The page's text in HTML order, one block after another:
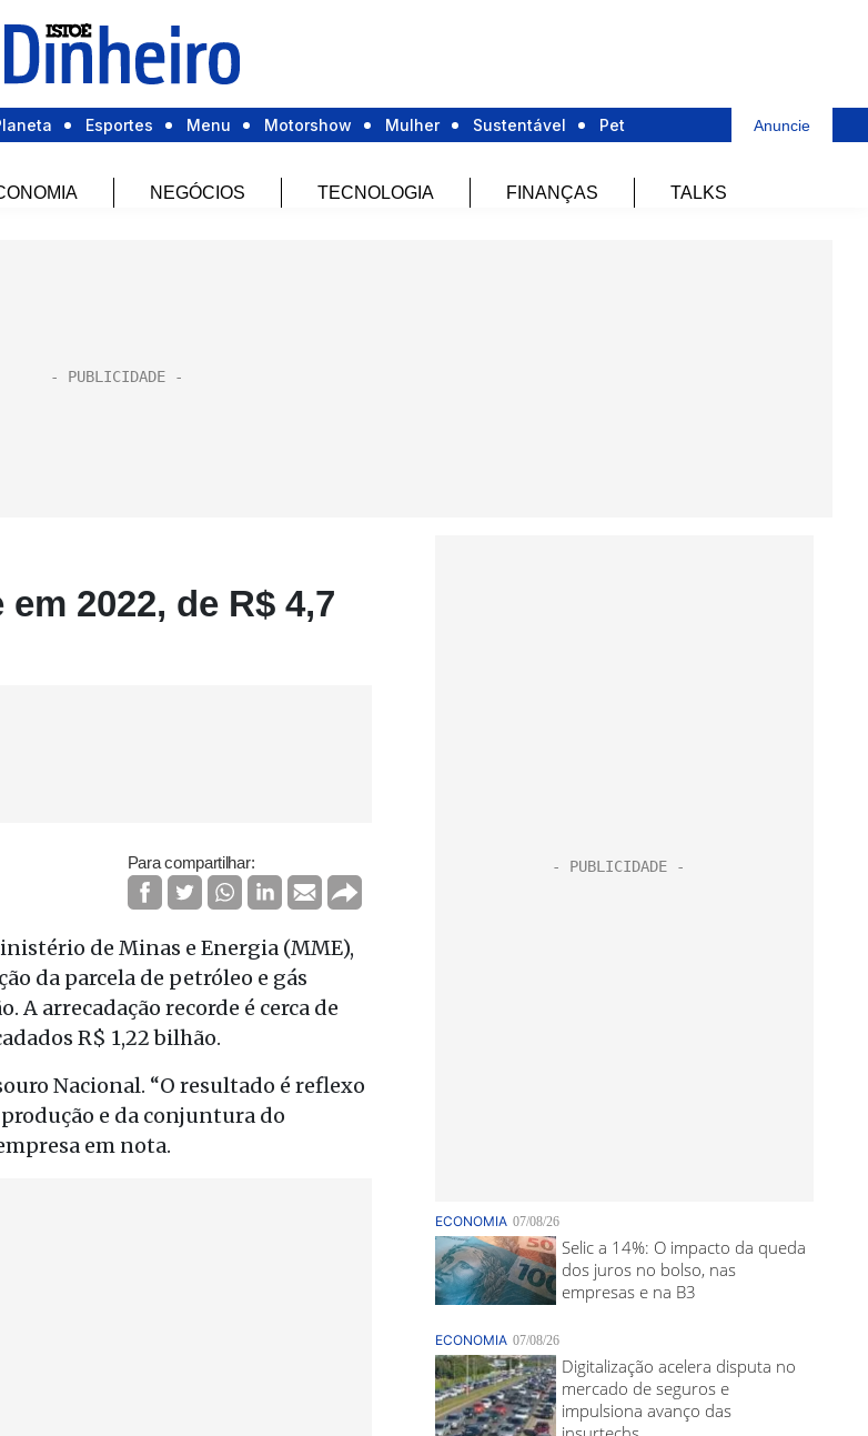
Esportes Menu Motorshow Mulher Sustentável Pet Anuncie
NEGÓCIOS TECNOLOGIA FINANÇAS TALKS
2022, de R$ 4,7
Para compartilhar:
de Minas e Energia (MME),
da parcela de petróleo e gás
arrecadação recorde é cerca de
R$ 1,22 bilhão.
Nacional. “O resultado é reflexo
e da conjuntura do
em nota.